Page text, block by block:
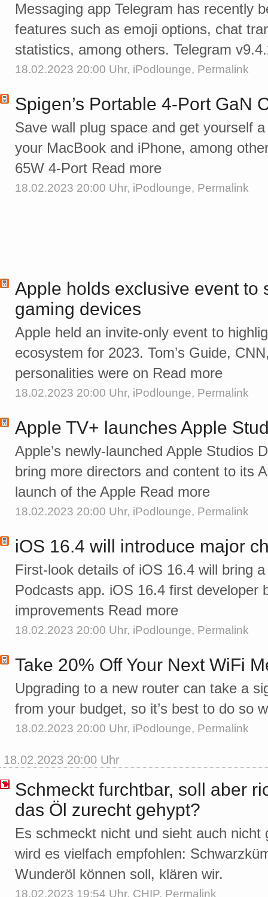
Messaging app Telegram has recently
features such as emoji options, chat
statistics, among others. Telegram
18.02.2023 20:00 Uhr, iPodlounge, Permalink
Spigen’s Portable 4-Port GaN
Save wall plug space and get yourself
your MacBook and iPhone, among
65W 4-Port Read more
18.02.2023 20:00 Uhr, iPodlounge, Permalink
Apple holds exclusive event to
gaming devices
Apple held an invite-only event to
ecosystem for 2023. Tom’s Guide,
personalities were on Read more
18.02.2023 20:00 Uhr, iPodlounge, Permalink
Apple TV+ launches Apple
Apple’s newly-launched Apple Studios
bring more directors and content to its
launch of the Apple Read more
18.02.2023 20:00 Uhr, iPodlounge, Permalink
iOS 16.4 will introduce major
First-look details of iOS 16.4 will bring
Podcasts app. iOS 16.4 first developer
improvements Read more
18.02.2023 20:00 Uhr, iPodlounge, Permalink
Take 20% Off Your Next WiFi
Upgrading to a new router can take a
from your budget, so it’s best to do so
18.02.2023 20:00 Uhr, iPodlounge, Permalink
18.02.2023 20:00 Uhr
Schmeckt furchtbar, soll aber
das Öl zurecht gehypt?
Es schmeckt nicht und sieht auch nicht
wird es vielfach empfohlen:
Wunderöl können soll, klären wir.
18.02.2023 19:54 Uhr, CHIP, Permalink